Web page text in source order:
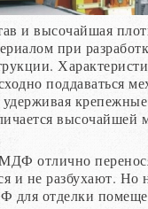
и высочайшая
при
поддаваться
высочайшей
отлично
и не разбухают. Но
для отделки